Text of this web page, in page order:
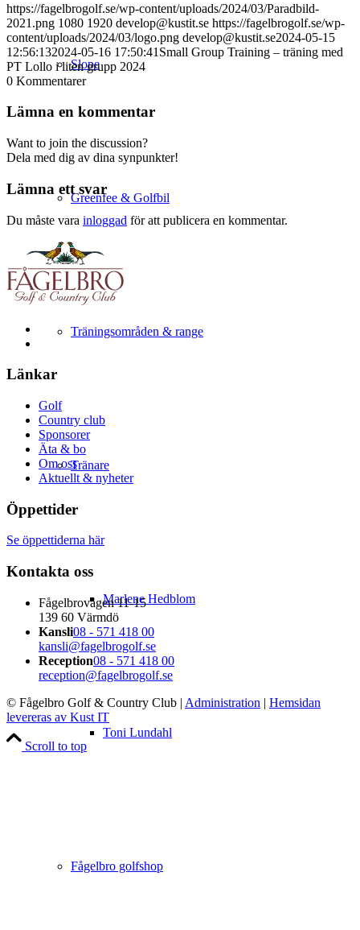
Slope
Greenfee & Golfbil
Träningsområden & range
Tränare
Marlene Hedblom
Toni Lundahl
Fågelbro golfshop
https://fagelbrogolf.se/wp-content/uploads/2024/03/Paradbild-
2021.png 1080 1920 develop@kustit.se https://fagelbrogolf.se/wp-
content/uploads/2024/03/logo.png develop@kustit.se2024-05-15
12:56:132024-05-16 17:50:41 Small Group Training – träning med
PT Lollo i liten grupp 2024
0 Kommentarer
Lämna en kommentar
Want to join the discussion?
Dela med dig av dina synpunkter!
Lämna ett svar
Du måste vara inloggad för att publicera en kommentar.
Länkar
Golf
Country club
Sponsorer
Äta & bo
Om oss
Aktuellt & nyheter
Öppettider
Se öppettiderna här
Kontakta oss
Fågelbrovägen 11-15
139 60 Värmdö
Kansli08 - 571 418 00
kansli@fagelbrogolf.se
Reception08 - 571 418 00
reception@fagelbrogolf.se
© Fågelbro Golf & Country Club | Administration | Hemsidan
levereras av Kust IT
Scroll to top